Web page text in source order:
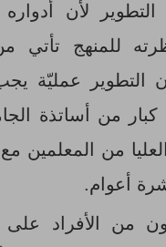
لأن
للمنهج تأتي
التطوير عمليّة
من أساتذة
من المعلمين مع
أعوام.
من الأفراد على